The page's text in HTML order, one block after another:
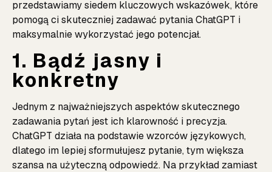
przedstawiamy siedem kluczowych wskazówek, które
pomogą ci skuteczniej zadawać pytania ChatGPT i
maksymalnie wykorzystać jego potencjał.
1. Bądź jasny i
konkretny
Jednym z najważniejszych aspektów skutecznego
zadawania pytań jest ich klarowność i precyzja.
ChatGPT działa na podstawie wzorców językowych,
dlatego im lepiej sformułujesz pytanie, tym większa
szansa na użyteczną odpowiedź. Na przykład zamiast